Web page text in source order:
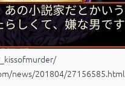
news/201804/27156585.html